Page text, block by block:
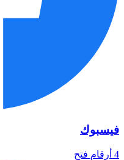
فيسبوك
4 أرقام فتح